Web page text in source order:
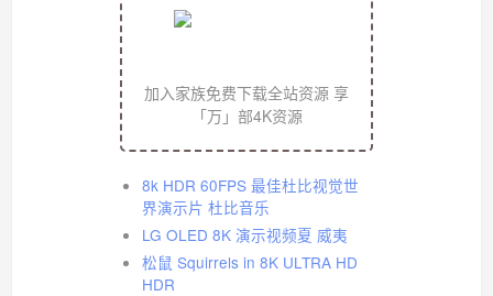
加入家族免费下载全站资源 享
「万」部4K资源
8k HDR 60FPS 最佳杜比视觉世
界演示片 杜比音乐
LG OLED 8K 演示视频夏 威夷
松鼠 Squirrels in 8K ULTRA HD
HDR